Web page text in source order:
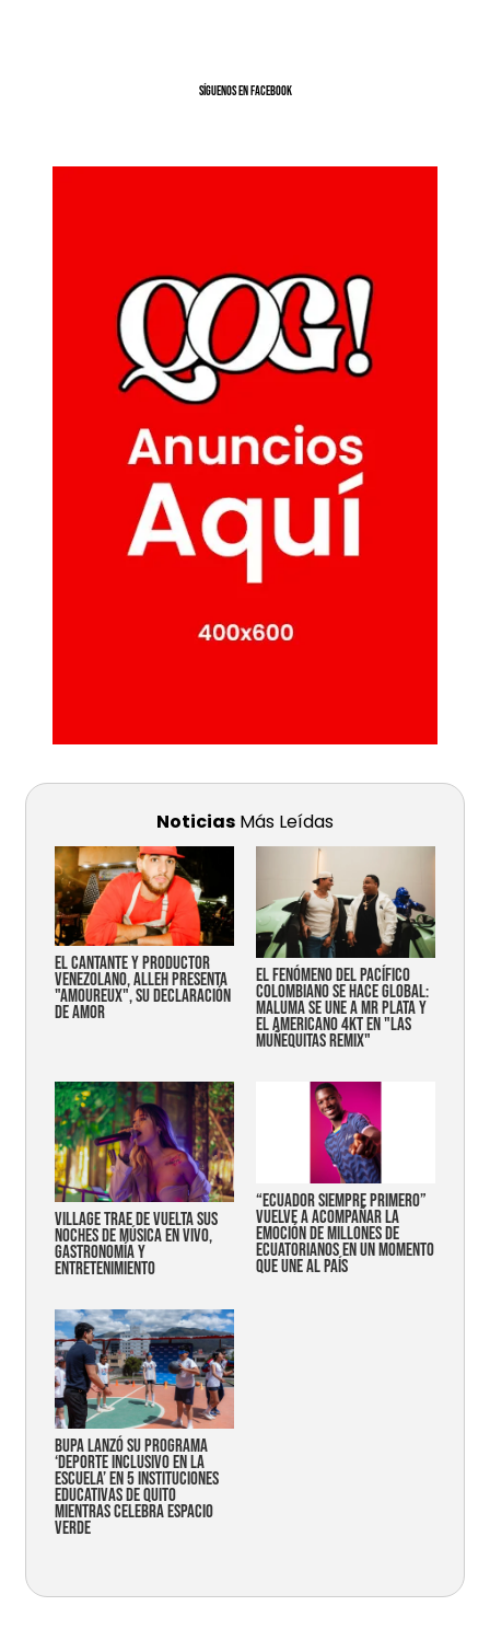
SíGUENOS EN FACEBOOK
Noticias Más Leídas
EL CANTANTE Y PRODUCTOR
VENEZOLANO, ALLEH PRESENTA
"AMOUREUX", SU DECLARACIÓN
DE AMOR
EL FENÓMENO DEL PACÍFICO
COLOMBIANO SE HACE GLOBAL:
MALUMA SE UNE A MR PLATA Y
EL AMERICANO 4KT EN "LAS
MUÑEQUITAS REMIX"
Village trae de vuelta sus
noches de música en vivo,
gastronomía y
entretenimiento
“Ecuador siempre primero”
vuelve a acompañar la
emoción de millones de
ecuatorianos en un momento
que une al país
Bupa lanzó su programa
‘Deporte Inclusivo en la
Escuela’ en 5 instituciones
educativas de Quito
mientras celebra espacio
verde